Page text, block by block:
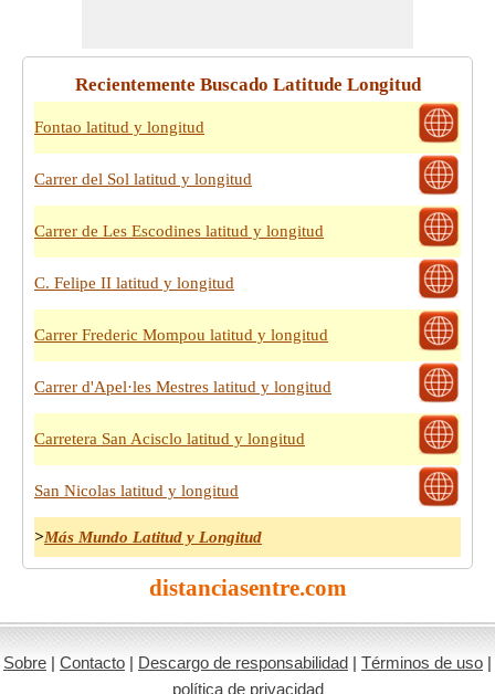
Recientemente Buscado Latitude Longitud
Fontao latitud y longitud
Carrer del Sol latitud y longitud
Carrer de Les Escodines latitud y longitud
C. Felipe II latitud y longitud
Carrer Frederic Mompou latitud y longitud
Carrer d'Apel·les Mestres latitud y longitud
Carretera San Acisclo latitud y longitud
San Nicolas latitud y longitud
>Más Mundo Latitud y Longitud
distanciasentre.com
Sobre | Contacto | Descargo de responsabilidad | Términos de uso |
política de privacidad